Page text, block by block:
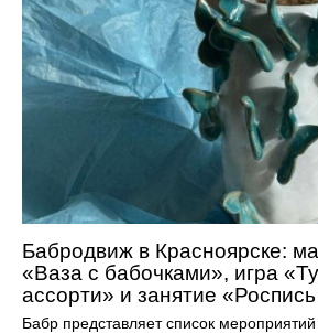
Бабродвиж в Красноярске:
«Ваза с бабочками», игра
ассорти» и занятие
Бабр представляет список